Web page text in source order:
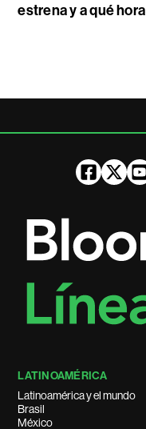
estrena y a qué hora
LATINOAMÉRICA
Latinoamérica y el mundo
Brasil
México